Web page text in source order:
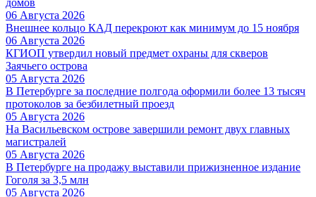
06 Августа 2026
Внешнее кольцо КАД перекроют как минимум до 15 ноября
06 Августа 2026
КГИОП утвердил новый предмет охраны для скверов
Заячьего острова
05 Августа 2026
В Петербурге за последние полгода оформили более 13 тысяч
протоколов за безбилетный проезд
05 Августа 2026
На Васильевском острове завершили ремонт двух главных
магистралей
05 Августа 2026
В Петербурге на продажу выставили прижизненное издание
Гоголя за 3,5 млн
05 Августа 2026